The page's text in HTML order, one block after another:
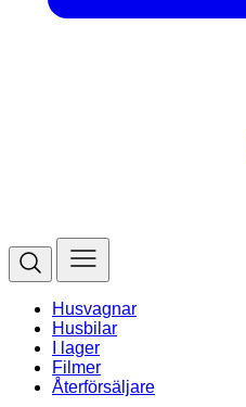
Husvagnar
Husbilar
I lager
Filmer
Återförsäljare